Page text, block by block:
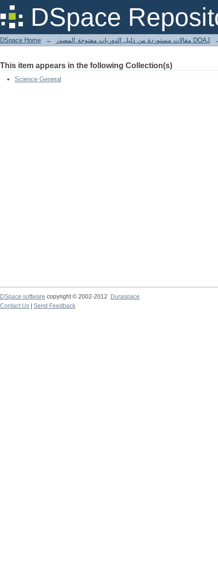
DSpace
Neuroetica: una visita guidata
DSpace Home → مقالات مستوردة من دليل الدوريات مفتوحة المصدر DOAJ
This item appears in the following Collection(s)
Science General
DSpace software copyright © 2002-2012
Duraspace
Contact Us
Send Feedback